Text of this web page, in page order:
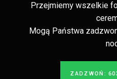
Przejmiemy wszelkie
Mogą Państwa
ZADZWOŃ: